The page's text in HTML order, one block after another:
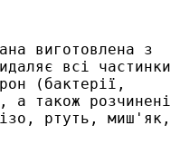
виготовлена з
всі частинки
(бактерії,
а також розчинені
ртуть, миш'як,